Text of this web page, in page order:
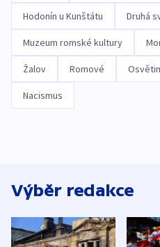
Hodonín u Kunštátu Druhá
Muzeum romské kultury
Žalov Romové
Nacismus
Výběr redakce